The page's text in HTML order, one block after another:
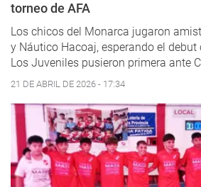
torneo de AFA
Los chicos del Monarca jugaron
y Náutico Hacoaj, esperando el
Los Juveniles pusieron primera ante
21 DE ABRIL DE 2026 - 17:34